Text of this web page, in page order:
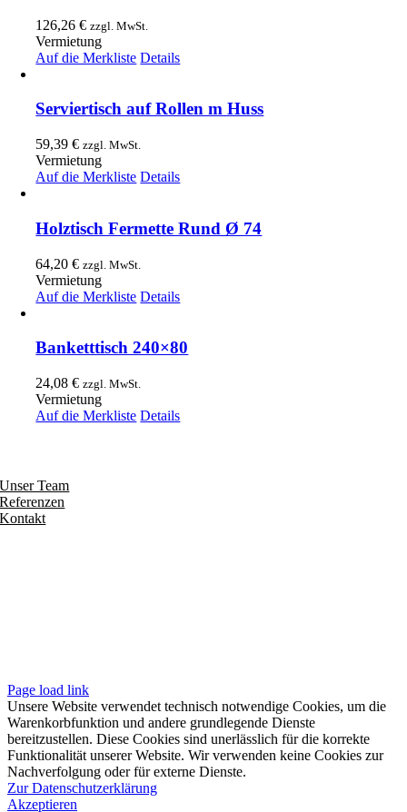
126,26€ zzgl. MwSt.
Vermietung
Auf die Merkliste Details
Serviertisch auf Rollen m Huss
59,39€ zzgl. MwSt.
Vermietung
Auf die Merkliste Details
Holztisch Fermette Rund Ø 74
64,20€ zzgl. MwSt.
Vermietung
Auf die Merkliste Details
Banketttisch 240×80
24,08€ zzgl. MwSt.
Vermietung
Auf die Merkliste Details
Unser Team
Referenzen
Kontakt
Page load link
Unsere Website verwendet technisch notwendige Cookies, um die
Warenkorbfunktion und andere grundlegende Dienste
bereitzustellen. Diese Cookies sind unerlässlich für die korrekte
Funktionalität unserer Website. Wir verwenden keine Cookies zur
Nachverfolgung oder für externe Dienste.
Zur Datenschutzerklärung
Akzeptieren